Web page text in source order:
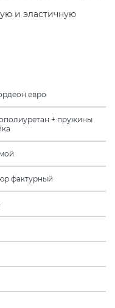
и эластичную
евро
+ пружины
фактурный